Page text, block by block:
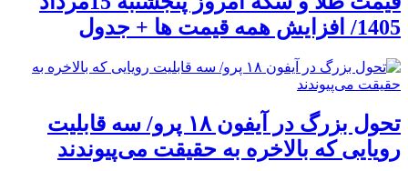
1405/ افزایش همه قیمت ها + جدول
تحول بزرگ در آیفون ۱۸ پرو/ سه قابلیت
رویایی که بالاخره به حقیقت می‌پیوندند